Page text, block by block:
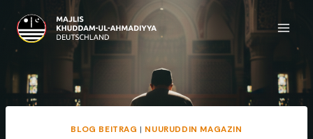
Zum
Inhalt
springen
BLOG BEITRAG | NUURUDDIN MAGAZIN